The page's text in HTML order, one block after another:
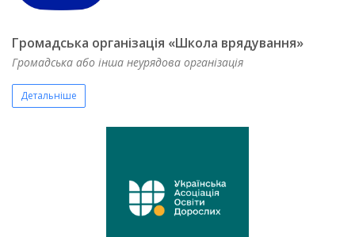
Громадська організація «Школа врядування»
Громадська або інша неурядова організація
Детальніше